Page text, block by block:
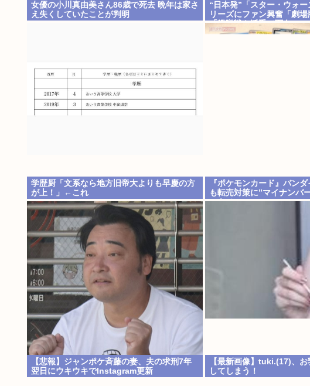
女優の小川真由美さん86歳で死去 晩年は家さ
え失くしていたことが判明
“日本発”「スター・ウォ
リーズにファン興奮「劇場
「艦隊戦も派手で面白い」
学歴厨「文系なら地方旧帝大よりも早慶の方
が上！」←これ
『ポケモンカード』バン
も転売対策に”マイナンバ
テキメン」
【悲報】ジャンポケ斉藤の妻、夫の求刑7年
翌日にウキウキでInstagram更新
【最新画像】tuki.(17)、
してしまう！